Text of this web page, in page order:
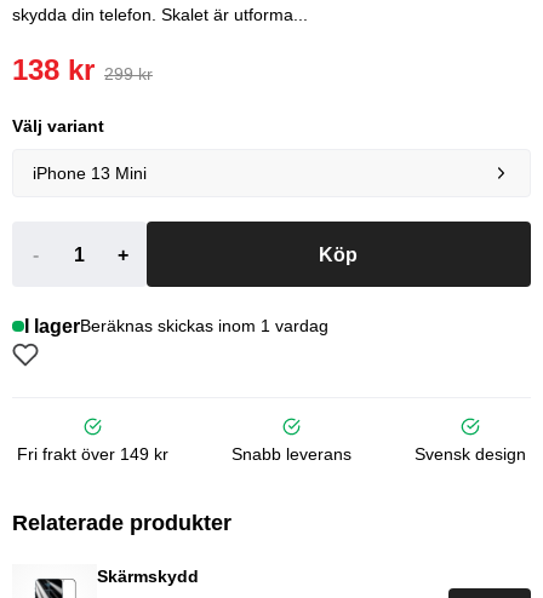
skydda din telefon. Skalet är utforma...
138 kr 299 kr
Välj variant
iPhone 13 Mini
- + Köp
I lagerBeräknas skickas inom 1 vardag
Fri frakt över 149 kr Snabb leverans Svensk design
Relaterade produkter
Skärmskydd